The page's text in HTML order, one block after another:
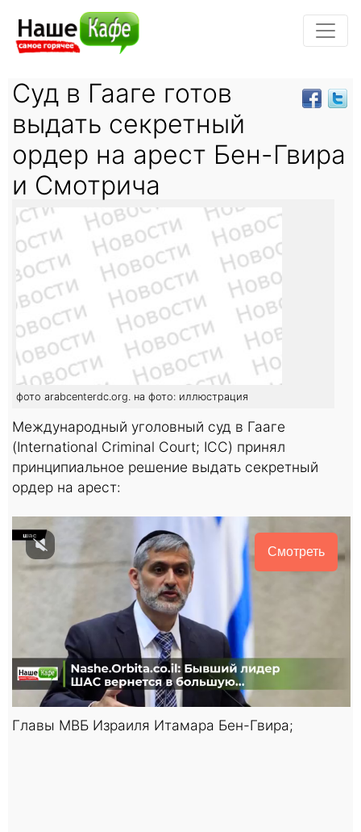
Суд в Гааге готов
выдать секретный
ордер на арест Бен-Гвира
и Смотрича
фото arabcenterdc.org. на фото: иллюстрация
Международный уголовный суд в Гааге
(International Criminal Court; ICC) принял
принципиальное решение выдать секретный
ордер на арест:
Смотреть
Главы МВБ Израиля Итамара Бен-Гвира;